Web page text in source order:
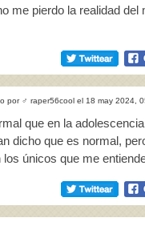
me pierdo la realidad del
por ♂ raper56cool el 18 may 2024,
que en la
dicho que es normal,
únicos que me